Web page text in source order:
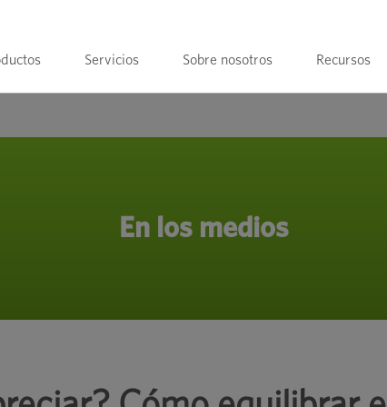
Servicios Sobre nosotros Recursos
En los medios